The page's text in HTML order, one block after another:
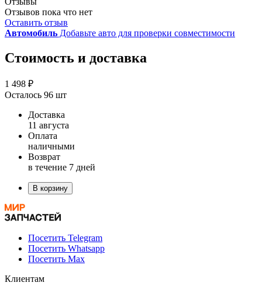
Отзывов пока что нет
Оставить отзыв
Автомобиль Добавьте авто для проверки совместимости
Стоимость и доставка
1 498 ₽
Осталось 96 шт
Доставка
11 августа
Оплата
наличными
Возврат
в течение 7 дней
В корзину
Посетить Telegram
Посетить Whatsapp
Посетить Max
Клиентам